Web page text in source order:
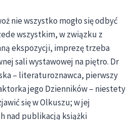
nie wszystko mogło się odbyć
wszystkim, w związku z
ekspozycji, imprezę trzeba
sali wystawowej na piętro. Dr
– literaturoznawca, pierwszy
jego Dzienników – niestety
się w Olkuszu; w jej
nad publikacją książki